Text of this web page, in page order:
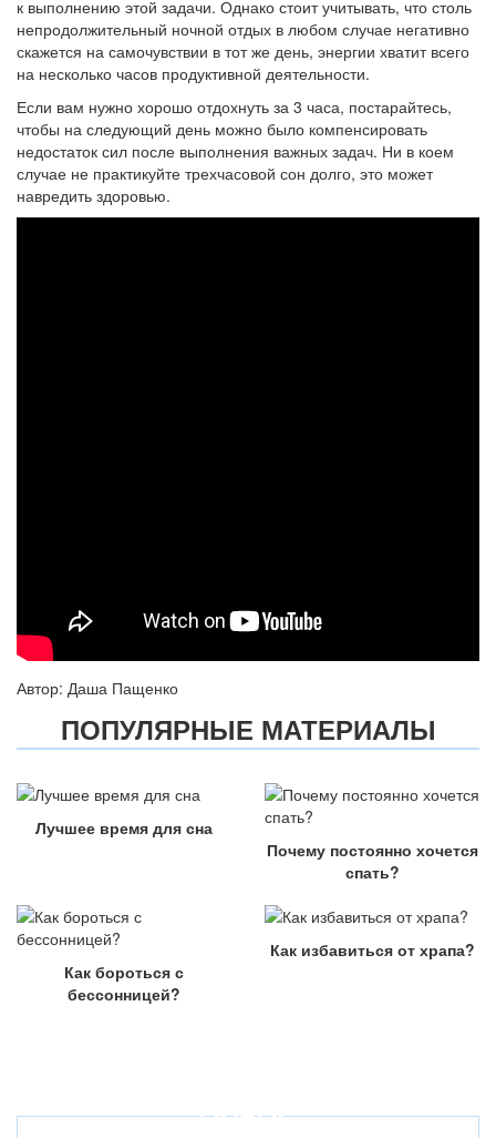
к выполнению этой задачи. Однако стоит учитывать, что столь
непродолжительный ночной отдых в любом случае негативно
скажется на самочувствии в тот же день, энергии хватит всего
на несколько часов продуктивной деятельности.
Если вам нужно хорошо отдохнуть за 3 часа, постарайтесь,
чтобы на следующий день можно было компенсировать
недостаток сил после выполнения важных задач. Ни в коем
случае не практикуйте трехчасовой сон долго, это может
навредить здоровью.
Автор: Даша Пащенко
ПОПУЛЯРНЫЕ МАТЕРИАЛЫ
Лучшее время для сна
Почему постоянно хочется
спать?
Как бороться с
бессонницей?
Как избавиться от храпа?
ОПРОС